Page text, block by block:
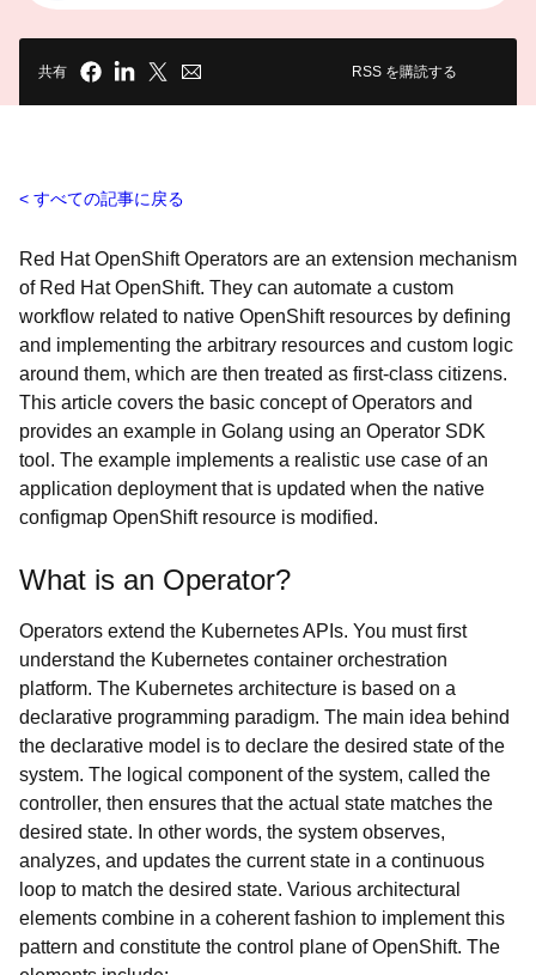
共有 RSS を購読する
すべての記事に戻る
Red Hat OpenShift Operators are an extension mechanism
of Red Hat OpenShift. They can automate a custom
workflow related to native OpenShift resources by defining
and implementing the arbitrary resources and custom logic
around them, which are then treated as first-class citizens.
This article covers the basic concept of Operators and
provides an example in Golang using an Operator SDK
tool. The example implements a realistic use case of an
application deployment that is updated when the native
configmap OpenShift resource is modified.
What is an Operator?
Operators extend the Kubernetes APIs. You must first
understand the Kubernetes container orchestration
platform. The Kubernetes architecture is based on a
declarative programming paradigm. The main idea behind
the declarative model is to declare the desired state of the
system. The logical component of the system, called the
controller, then ensures that the actual state matches the
desired state. In other words, the system observes,
analyzes, and updates the current state in a continuous
loop to match the desired state. Various architectural
elements combine in a coherent fashion to implement this
pattern and constitute the control plane of OpenShift. The